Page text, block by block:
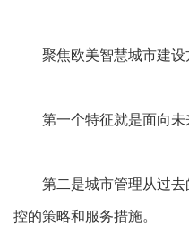
聚焦欧美智慧城市建设方
第一个特征就是面向未来
第二是城市管理从过去的
控的策略和服务措施。